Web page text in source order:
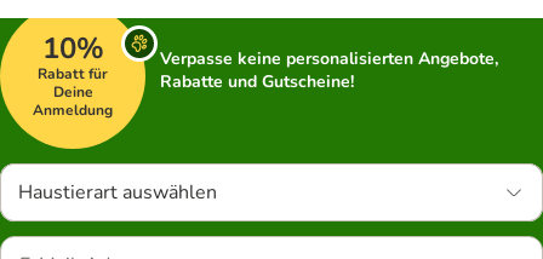
10%
Rabatt für
Deine
Anmeldung
Verpasse keine personalisierten Angebote,
Rabatte und Gutscheine!
Haustierart auswählen